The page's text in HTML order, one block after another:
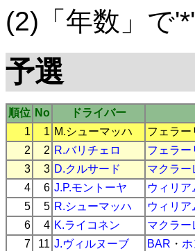
(2)「年数」で
予選
順位 No ドライバー
1
1 M.シューマッハ フェラー
2
2 R.バリチェロ フェラー
3
3 D.クルサード マクラー
4
6 J.P.モントーヤ ウィリア
5
5 R.シューマッハ ウィリア
6
4 K.ライコネン マクラー
7
11 J.ヴィルヌーブ BAR ・